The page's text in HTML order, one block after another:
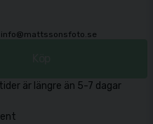
info@mattssonsfoto.se
är längre än 5-7 dagar